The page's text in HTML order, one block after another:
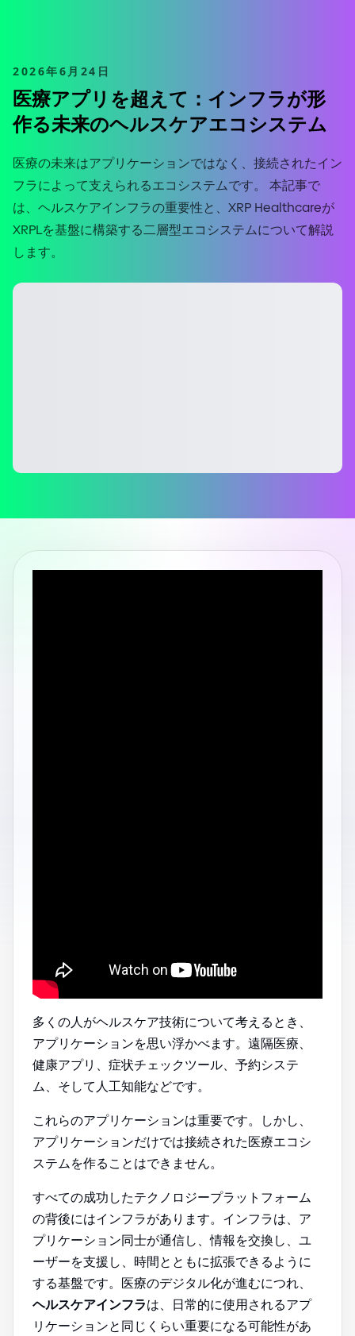
2026年6月24日
医療アプリを超えて：インフラが形
作る未来のヘルスケアエコシステム
医療の未来はアプリケーションではなく、接続されたイン
フラによって支えられるエコシステムです。 本記事で
は、ヘルスケアインフラの重要性と、XRP Healthcareが
XRPLを基盤に構築する二層型エコシステムについて解説
します。
多くの人がヘルスケア技術について考えるとき、
アプリケーションを思い浮かべます。遠隔医療、
健康アプリ、症状チェックツール、予約システ
ム、そして人工知能などです。
これらのアプリケーションは重要です。しかし、
アプリケーションだけでは接続された医療エコシ
ステムを作ることはできません。
すべての成功したテクノロジープラットフォーム
の背後にはインフラがあります。インフラは、ア
プリケーション同士が通信し、情報を交換し、ユ
ーザーを支援し、時間とともに拡張できるように
する基盤です。医療のデジタル化が進むにつれ、
ヘルスケアインフラは、日常的に使用されるアプ
リケーションと同じくらい重要になる可能性があ